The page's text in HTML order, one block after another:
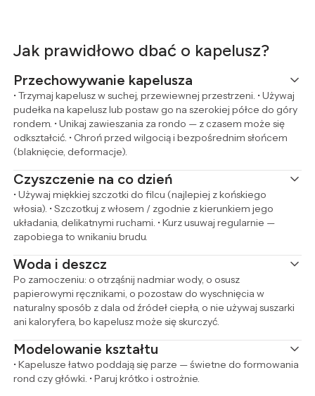
Jak prawidłowo dbać o kapelusz?
Przechowywanie kapelusza
• Trzymaj kapelusz w suchej, przewiewnej przestrzeni. • Używaj
pudełka na kapelusz lub postaw go na szerokiej półce do góry
rondem. • Unikaj zawieszania za rondo — z czasem może się
odkształcić. • Chroń przed wilgocią i bezpośrednim słońcem
(blaknięcie, deformacje).
Czyszczenie na co dzień
• Używaj miękkiej szczotki do filcu (najlepiej z końskiego
włosia). • Szczotkuj z włosem / zgodnie z kierunkiem jego
układania, delikatnymi ruchami. • Kurz usuwaj regularnie —
zapobiega to wnikaniu brudu.
Woda i deszcz
Po zamoczeniu: o otrząśnij nadmiar wody, o osusz
papierowymi ręcznikami, o pozostaw do wyschnięcia w
naturalny sposób z dala od źródeł ciepła, o nie używaj suszarki
ani kaloryfera, bo kapelusz może się skurczyć.
Modelowanie kształtu
• Kapelusze łatwo poddają się parze — świetne do formowania
rond czy główki. • Paruj krótko i ostrożnie.